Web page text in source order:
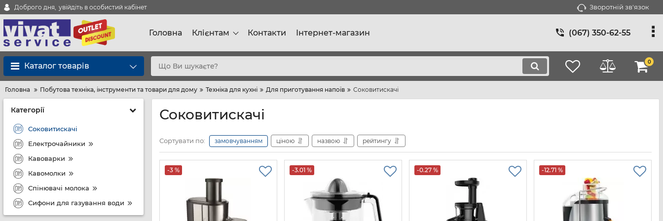
Доброго дня, увійдіть в особистий кабінет Зворотній зв'язок
Головна Клієнтам Контакти Інтернет-магазин (067) 350-62-55
Каталог товарів 0
Головна Побутова техніка, інструменти та товари для дому Техніка для кухні Для приготування напоїв Соковитискачі
Категорії
Соковитискачі
Електрочайники
Кавоварки
Кавомолки
Спінювачі молока
Сифони для газування води
Соковитискачі
Сортувати по: замовчуванням ціною назвою рейтингу
-3 % -3.01 % -0.27 % -12.71 %